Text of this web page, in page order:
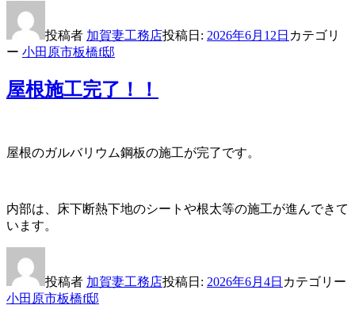
投稿者 加賀妻工務店投稿日: 2026年6月12日 カテゴリ
ー 小田原市板橋f邸
屋根施工完了！！
屋根のガルバリウム鋼板の施工が完了です。
内部は、床下断熱下地のシートや根太等の施工が進んできて
います。
投稿者 加賀妻工務店投稿日: 2026年6月4日 カテゴリー
小田原市板橋f邸